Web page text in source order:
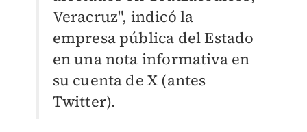
Veracruz", indicó la
empresa pública del Estado
en una nota informativa en
su cuenta de X (antes
Twitter).